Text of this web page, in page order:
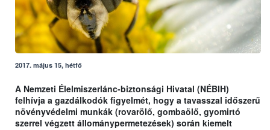
2017. május 15, hétfő
A Nemzeti Élelmiszerlánc-biztonsági Hivatal (NÉBIH)
felhívja a gazdálkodók figyelmét, hogy a tavasszal időszerű
növényvédelmi munkák (rovarölő, gombaölő, gyomirtó
szerrel végzett állománypermetezések) során kiemelt